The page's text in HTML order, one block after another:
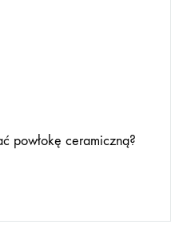
powłokę ceramiczną?